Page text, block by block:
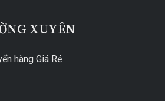
XUYÊN
hàng Giá Rẻ